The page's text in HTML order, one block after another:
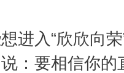
进入“欣欣向
：要相信你